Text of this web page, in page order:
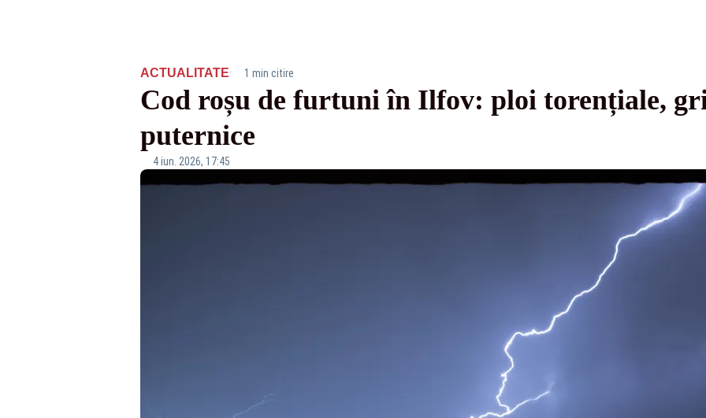
ACTUALITATE· 1 min citire
Cod roșu de furtuni în Ilfov: ploi torențiale,
puternice
4 iun. 2026, 17:45